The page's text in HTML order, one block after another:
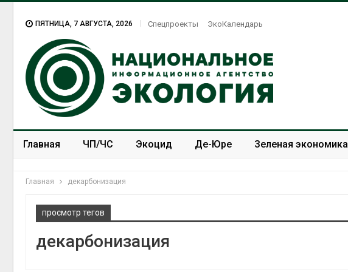
ПЯТНИЦА, 7 АВГУСТА, 2026 Спецпроекты ЭкоКалендарь
Главная ЧП/ЧС Экоцид Де-Юре Зеленая экономика
Главная декарбонизация
просмотр тегов
декарбонизация
В Домодедове
ликвидируют